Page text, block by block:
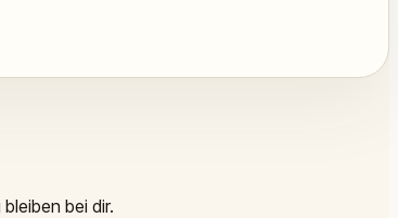
bei dir.